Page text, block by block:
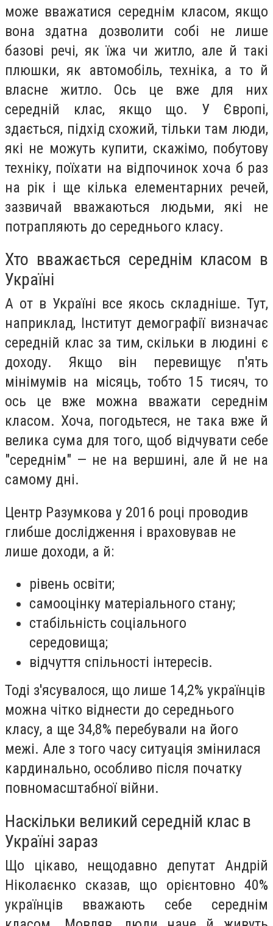
може вважатися середнім класом, якщо
вона здатна дозволити собі не лише
базові речі, як їжа чи житло, але й такі
плюшки, як автомобіль, техніка, а то й
власне житло. Ось це вже для них
середній клас, якщо що. У Європі,
здається, підхід схожий, тільки там люди,
які не можуть купити, скажімо, побутову
техніку, поїхати на відпочинок хоча б раз
на рік і ще кілька елементарних речей,
зазвичай вважаються людьми, які не
потрапляють до середнього класу.
Хто вважається середнім класом в
Україні
А от в Україні все якось складніше. Тут,
наприклад, Інститут демографії визначає
середній клас за тим, скільки в людині є
доходу. Якщо він перевищує п'ять
мінімумів на місяць, тобто 15 тисяч, то
ось це вже можна вважати середнім
класом. Хоча, погодьтеся, не така вже й
велика сума для того, щоб відчувати себе
"середнім" — не на вершині, але й не на
самому дні.
Центр Разумкова у 2016 році проводив
глибше дослідження і враховував не
лише доходи, а й:
рівень освіти;
самооцінку матеріального стану;
стабільність соціального
середовища;
відчуття спільності інтересів.
Тоді з'ясувалося, що лише 14,2% українців
можна чітко віднести до середнього
класу, а ще 34,8% перебували на його
межі. Але з того часу ситуація змінилася
кардинально, особливо після початку
повномасштабної війни.
Наскільки великий середній клас в
Україні зараз
Що цікаво, нещодавно депутат Андрій
Ніколаєнко сказав, що орієнтовно 40%
українців вважають себе середнім